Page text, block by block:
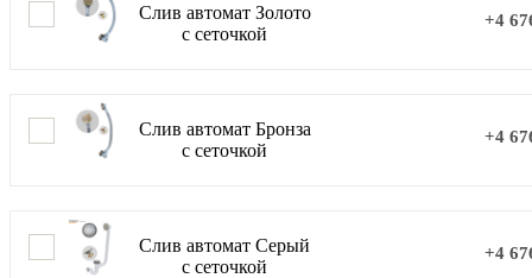
Слив автомат Золото
с сеточкой
+4
Слив автомат Бронза
с сеточкой
+4
Слив автомат Серый
с сеточкой
+4